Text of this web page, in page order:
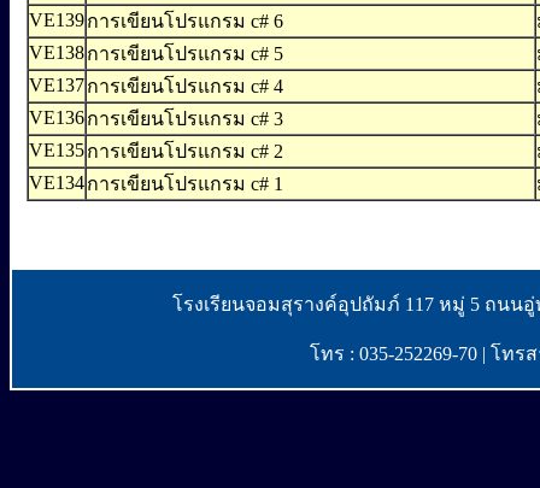
VE139การเขียนโปรแกรม c# 6
VE138การเขียนโปรแกรม c# 5
VE137การเขียนโปรแกรม c# 4
VE136การเขียนโปรแกรม c# 3
VE135การเขียนโปรแกรม c# 2
VE134การเขียนโปรแกรม c# 1
โรงเรียนจอมสุรางค์อุปถัมภ์ 117 หมู่ 5 ถนน
โทร : 035-252269-70 | โทรส